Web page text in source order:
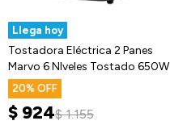
Llega hoy
Tostadora Eléctrica 2 Panes
Marvo 6 NIveles Tostado 650W
20
$ 924$ 1.155